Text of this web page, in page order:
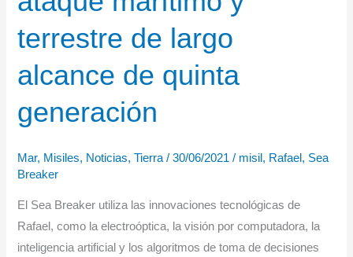
terrestre de largo
alcance de quinta
generación
Mar, Misiles, Noticias,Tierra /30/06/2021/ misil , Rafael , Sea
Breaker
El Sea Breaker utiliza las innovaciones tecnológicas de
Rafael, como la electroóptica, la visión por computadora, la
inteligencia artificial y los algoritmos de toma de decisiones